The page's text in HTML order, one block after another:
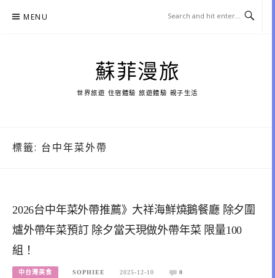
MENU
蘇菲漫旅
世界旅遊 住宿體驗 旅遊體驗 親子生活
標籤: 台中年菜外帶
2026台中年菜外帶推薦》大祥海鮮燒鵝餐廳 除夕圍
爐外帶年菜預訂 除夕當天現做外帶年菜 限量100
組！
中台灣美食 SOPHIEE 2025-12-10 0